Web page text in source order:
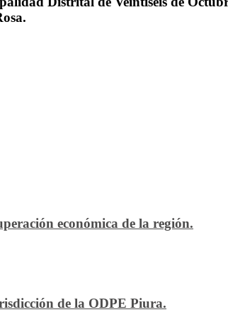
económica de la región.
de la ODPE Piura.